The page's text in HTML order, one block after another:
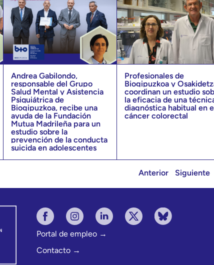
Andrea Gabilondo,
responsable del Grupo
Salud Mental y Asistencia
Psiquiátrica de
Biogipuzkoa, recibe una
ayuda de la Fundación
Mutua Madrileña para un
estudio sobre la
prevención de la conducta
suicida en adolescentes
Profesionales de
Biogipuzkoa y
coordinan un estudio
la eficacia de una
diagnóstica habitual en
cáncer colorectal
Anterior Siguiente
Portal de empleo →
Contacto →